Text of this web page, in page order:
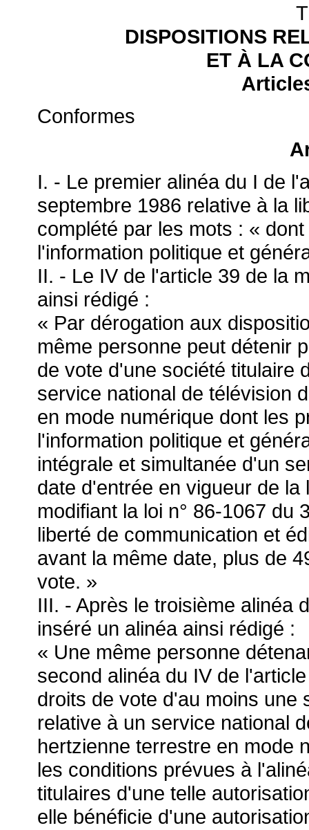
DISPOSITIONS
ET À LA
Conformes
I. - Le premier alinéa du I de
septembre 1986 relative à la
complété par les mots : «
l'information politique et
II. - Le IV de l'article 39 de la
ainsi rédigé :
« Par dérogation aux
même personne peut détenir
de vote d'une société titulaire
service national de télévision
en mode numérique dont les
l'information politique et
intégrale et simultanée d'un
date d'entrée en vigueur de
modifiant la loi n° 86-1067 du
liberté de communication et
avant la même date, plus de
vote. »
III. - Après le troisième alinéa
inséré un alinéa ainsi rédigé :
« Une même personne
second alinéa du IV de
droits de vote d'au moins une
relative à un service national
hertzienne terrestre en mode
les conditions prévues à
titulaires d'une telle
elle bénéficie d'une